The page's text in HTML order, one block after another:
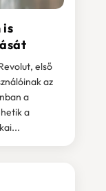
is
első
az
a
a